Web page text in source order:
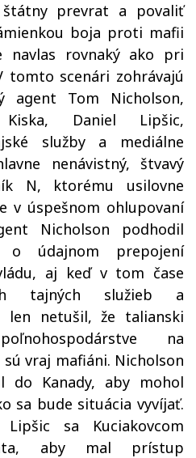
prevrat a povaliť
boja proti mafii
navlas rovnaký ako pri
tomto scenári zohrávajú
agent Tom Nicholson,
Daniel Lipšic,
služby a mediálne
nenávistný, štvavý
N, ktorému usilovne
v úspešnom ohlupovaní
Nicholson podhodil
o údajnom prepojení
aj keď v tom čase
tajných služieb a
len netušil, že talianski
na
vraj mafiáni. Nicholson
do Kanady, aby mohol
sa bude situácia vyvíjať.
Lipšic sa Kuciakovcom
aby mal prístup